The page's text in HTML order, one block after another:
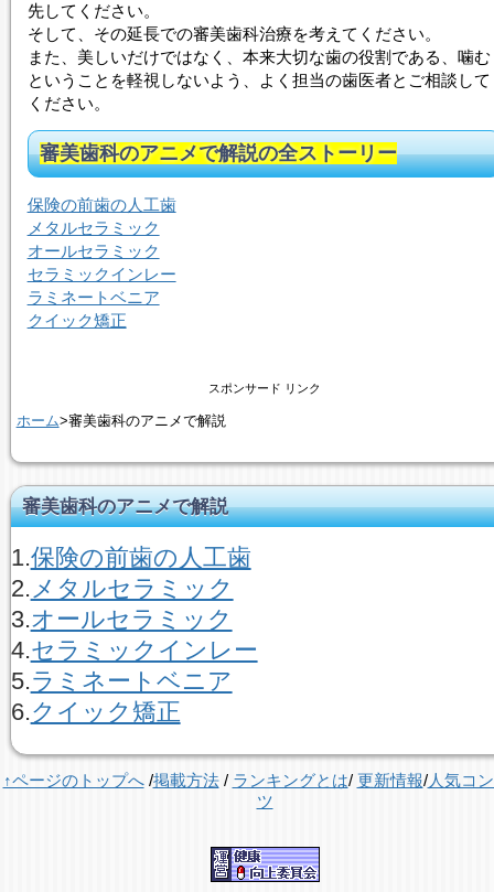
先してください。
そして、その延長での審美歯科治療を考えてください。
また、美しいだけではなく、本来大切な歯の役割である、噛む
ということを軽視しないよう、よく担当の歯医者とご相談して
ください。
審美歯科のアニメで解説の全ストーリー
保険の前歯の人工歯
メタルセラミック
オールセラミック
セラミックインレー
ラミネートベニア
クイック矯正
スポンサード リンク
ホーム>審美歯科のアニメで解説
審美歯科のアニメで解説
1.保険の前歯の人工歯
2. メタルセラミック
3.オールセラミック
4.セラミックインレー
5.ラミネートベニア
6.クイック矯正
↑ページのトップへ/掲載方法/ ランキングとは/ 更新情報/人気コ
ツ